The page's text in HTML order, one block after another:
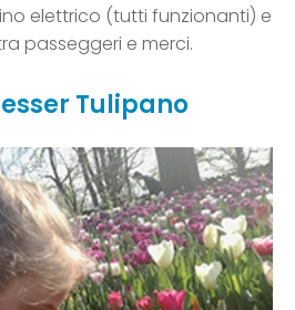
elettrico (tutti funzionanti) e
passeggeri e merci.
Tulipano